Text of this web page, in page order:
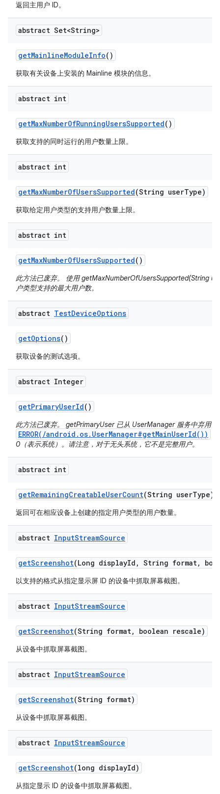
返回主用户 ID。
abstract Set<String>
getMainlineModuleInfo()
获取有关设备上安装的 Mainline 模块的信息。
abstract int
getMaxNumberOfRunningUsersSupported()
获取支持的同时运行的用户数量上限。
abstract int
getMaxNumberOfUsersSupported(String userType)
获取给定用户类型的支持用户数量上限。
abstract int
getMaxNumberOfUsersSupported()
此方法已废弃。 使用 getMaxNumberOfUsersSupported(String
户类型支持的最大用户数。
abstract TestDeviceOptions
getOptions()
获取设备的测试选项。
abstract Integer
getPrimaryUserId()
此方法已废弃。 getPrimaryUser 已从 UserManager 服务中弃用，
ERROR(/android.os.UserManager#getMainUserId())
0（表示系统）。请注意，对于无头系统，它不是完整用户。
abstract int
getRemainingCreatableUserCount(String userType)
返回可在相应设备上创建的指定用户类型的用户数量。
abstract InputStreamSource
getScreenshot(Long displayId , String format,
以支持的格式从指定显示屏 ID 的设备中抓取屏幕截图。
abstract InputStreamSource
getScreenshot(String format, boolean rescale)
从设备中抓取屏幕截图。
abstract InputStreamSource
getScreenshot(String format)
从设备中抓取屏幕截图。
abstract InputStreamSource
getScreenshot(long displayId)
从指定显示 ID 的设备中抓取屏幕截图。